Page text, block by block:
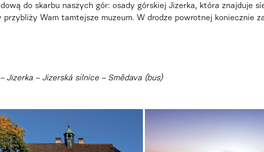
do skarbu naszych gór: osady górskiej Jizerka, która znajduje
Wam tamtejsze muzeum. W drodze powrotnej koniecznie
Jizerka – Jizerská silnice – Smědava (bus)